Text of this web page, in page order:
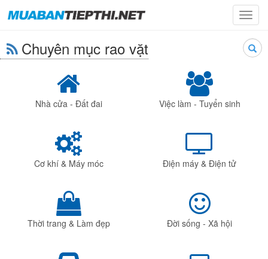
Chuyên mục rao vặt
Nhà cửa - Đất đai Việc làm - Tuyển sinh
Cơ khí & Máy móc Điện máy & Điện tử
Thời trang & Làm đẹp Đời sống - Xã hội